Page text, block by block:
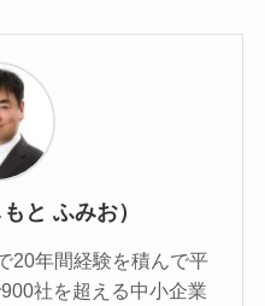
と ふみお）
20年間経験を積んで平
社を超える中小企業